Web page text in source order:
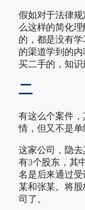
假如对于法律
么这样的简化
的，都是没有
的渠道学到的
买二手的，知识
二
有这么个案件
情，但又不是单
这家公司，隐
有3个股东，其
名是后来通过
某和张某。将
司了。